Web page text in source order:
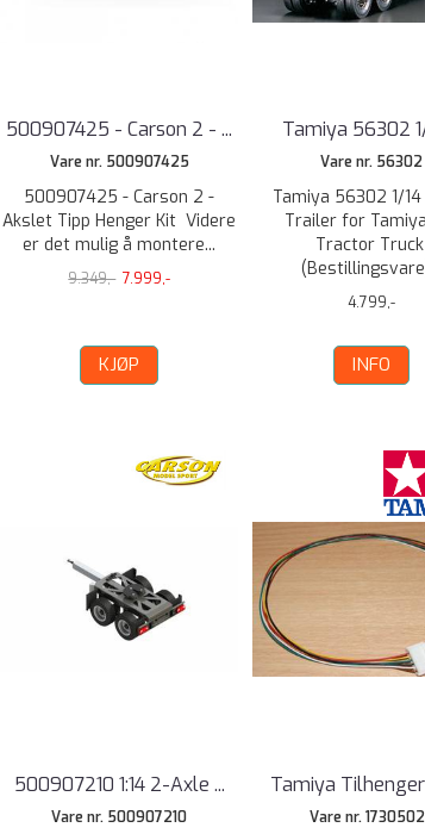
500907425 - Carson 2 - ...
Vare nr. 500907425
500907425 - Carson 2 -
Akslet Tipp Henger Kit Videre
er det mulig å montere...
9.349,- 7.999,-
KJØP
Tamiya 56302 1/
Vare nr. 56302
Tamiya 56302 1/
Trailer for
Tractor Truck
4.799,-
INFO
500907210 1:14 2-Axle ...
Vare nr. 500907210
Tamiya Tilhenger
Vare nr.